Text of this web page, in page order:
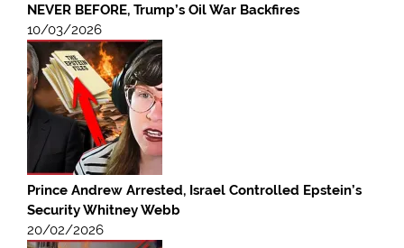
NEVER BEFORE, Trump’s Oil War Backfires
10/03/2026
Prince Andrew Arrested, Israel Controlled Epstein’s
Security Whitney Webb
20/02/2026